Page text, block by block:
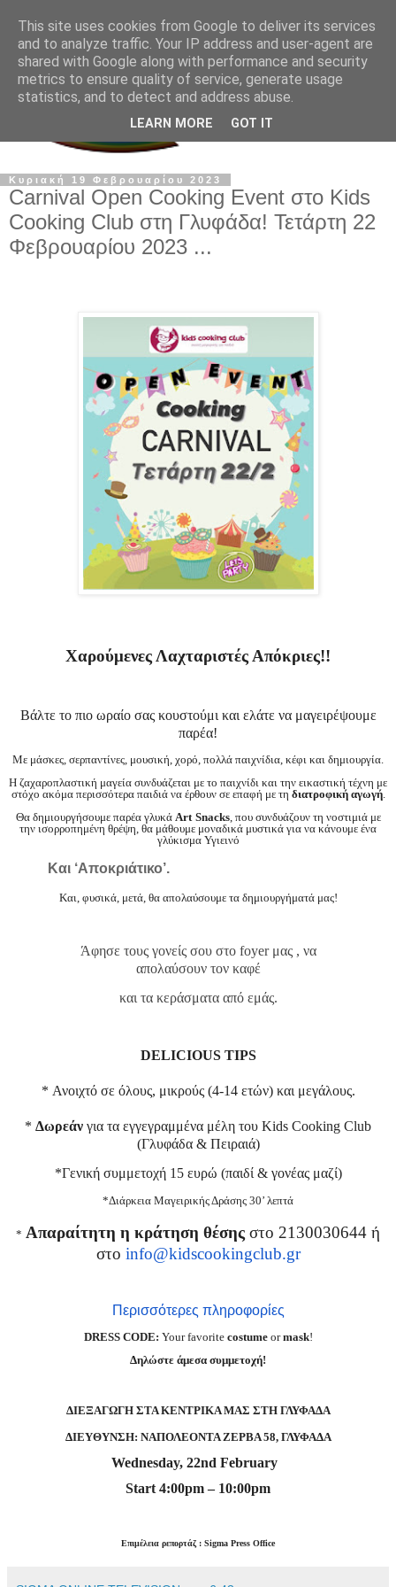
Κυριακή 19 Φεβρουαρίου 2023
Carnival Οpen Cooking Event στο Kids
Cooking Club στη Γλυφάδα! Τετάρτη 22
Φεβρουαρίου 2023 ...
Χαρούμενες Λαχταριστές Απόκριες!!
Βάλτε το πιο ωραίο σας κουστούμι και ελάτε να μαγειρέψουμε
παρέα!
Με μάσκες, σερπαντίνες, μουσική, χορό, πολλά παιχνίδια, κέφι και δημιουργία.
Η ζαχαροπλαστική μαγεία συνδυάζεται με το παιχνίδι και την εικαστική τέχνη με
στόχο ακόμα περισσότερα παιδιά να έρθουν σε επαφή με τη διατροφική αγωγή.
Θα δημιουργήσουμε παρέα γλυκά Art Snacks, που συνδυάζουν τη νοστιμιά με
την ισορροπημένη θρέψη, θα μάθουμε μοναδικά μυστικά για να κάνουμε ένα
γλύκισμα Υγιεινό
Και ‘Αποκριάτικο’.
Και, φυσικά, μετά, θα απολαύσουμε τα δημιουργήματά μας!
Άφησε τους γονείς σου στο foyer μας , να
απολαύσουν τον καφέ
και τα κεράσματα από εμάς.
DELICIOUS TIPS
* Ανοιχτό σε όλους, μικρούς (4-14 ετών) και μεγάλους.
* Δωρεάν για τα εγγεγραμμένα μέλη του Kids Cooking Club
(Γλυφάδα & Πειραιά)
*Γενική συμμετοχή 15 ευρώ (παιδί & γονέας μαζί)
*Διάρκεια Μαγειρικής Δράσης 30’ λεπτά
* Απαραίτητη η κράτηση θέσης στο 2130030644 ή
στο info@kidscookingclub.gr
Περισσότερες πληροφορίες
DRESS CODE: Your favorite costumeormask!
Δηλώστε άμεσα συμμετοχή!
ΔΙΕΞΑΓΩΓΗ ΣΤΑ ΚΕΝΤΡΙΚΑ ΜΑΣ ΣΤΗ ΓΛΥΦΑΔΑ
ΔΙΕΥΘΥΝΣΗ: ΝΑΠΟΛΕΟΝΤΑ ΖΕΡΒΑ 58, ΓΛΥΦΑΔΑ
Wednesday, 22nd February
Start 4:00pm– 10:00pm
Επιμέλεια ρεπορτάζ : Sigma Press Office
This site uses cookies from Google to deliver its services
and to analyze traffic. Your IP address and user-agent are
shared with Google along with performance and security
metrics to ensure quality of service, generate usage
statistics, and to detect and address abuse.
LEARN MORE GOT IT